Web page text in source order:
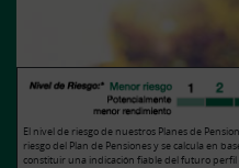
El nivel de riesgo de nuestros Planes de
riesgo del Plan de Pensiones y se calcula en
constituir una indicación fiable del futuro perfil